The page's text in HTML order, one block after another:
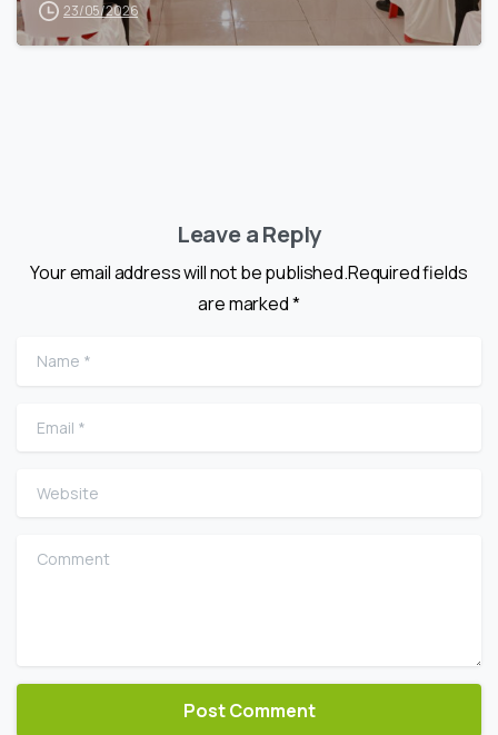
23/05/2026
Leave a Reply
Your email address will not be published.Required fields
are marked *
Name
Email
Website
Comment